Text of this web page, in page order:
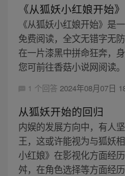
《从狐妖小红娘开始》
《从狐妖小红娘开始》是
免费阅读，全文无错字无
在一片漆黑中拼命狂奔，
您可前往香菇小说网阅读
1 个回答 2024年08月07日
从狐妖开始的回归
内娱的发展方向中，有人
王，这或许能视为与狐妖
小红娘》在影视化方面经
舛，在角色选择等方面经